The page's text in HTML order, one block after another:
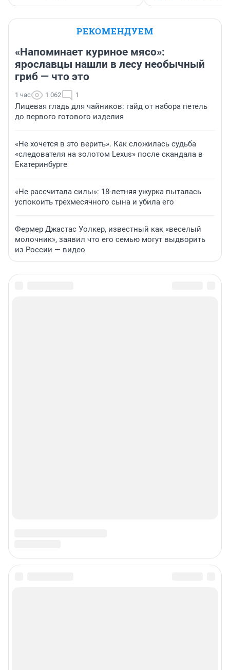
РЕКОМЕНДУЕМ
«Напоминает куриное мясо»:
ярославцы нашли в лесу необычный
гриб — что это
1 час 1 062 1
Лицевая гладь для чайников: гайд от набора петель
до первого готового изделия
«Не хочется в это верить». Как сложилась судьба
«следователя на золотом Lexus» после скандала в
Екатеринбурге
«Не рассчитала силы»: 18-летняя ужурка пыталась
успокоить трехмесячного сына и убила его
Фермер Джастас Уолкер, известный как «веселый
молочник», заявил что его семью могут выдворить
из России — видео